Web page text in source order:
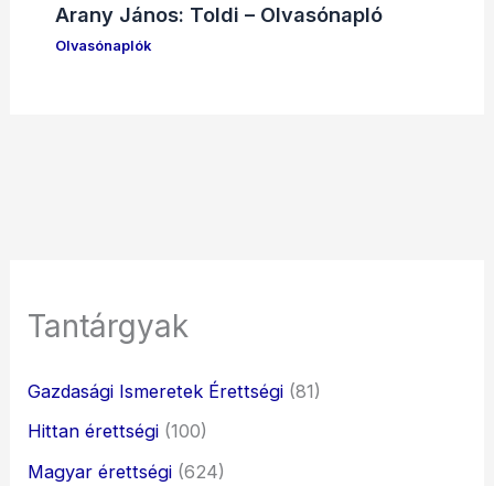
Arany János: Toldi – Olvasónapló
Olvasónaplók
Tantárgyak
Gazdasági Ismeretek Érettségi (81)
Hittan érettségi (100)
Magyar érettségi (624)